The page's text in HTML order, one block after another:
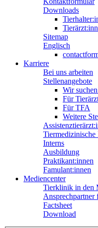
Downloads
Sitemap
Englisch
Karriere
Bei uns arbeiten
Stellenangebote
Wir
Für
Für TFA
Weitere
Tiermedizinische
Interns
Ausbildung
Praktikant:innen
Famulant:innen
Mediencenter
Tierklinik in den
Ansprechpartner
Factsheet
Download